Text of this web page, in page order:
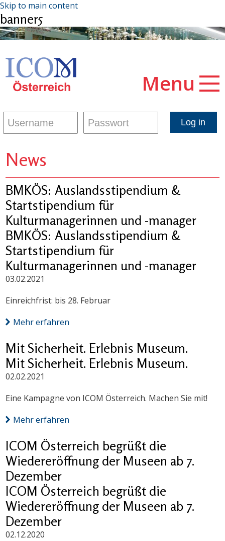
Skip to main content
banner5
Menu
News
BMKÖS: Auslandsstipendium &
Startstipendium für
Kulturmanagerinnen und -manager
BMKÖS: Auslandsstipendium &
Startstipendium für
Kulturmanagerinnen und -manager
03.02.2021
Einreichfrist: bis 28. Februar
Mehr erfahren
Mit Sicherheit. Erlebnis Museum.
Mit Sicherheit. Erlebnis Museum.
02.02.2021
Eine Kampagne von ICOM Österreich. Machen Sie mit!
Mehr erfahren
ICOM Österreich begrüßt die
Wiedereröffnung der Museen ab 7.
Dezember
ICOM Österreich begrüßt die
Wiedereröffnung der Museen ab 7.
Dezember
02.12.2020